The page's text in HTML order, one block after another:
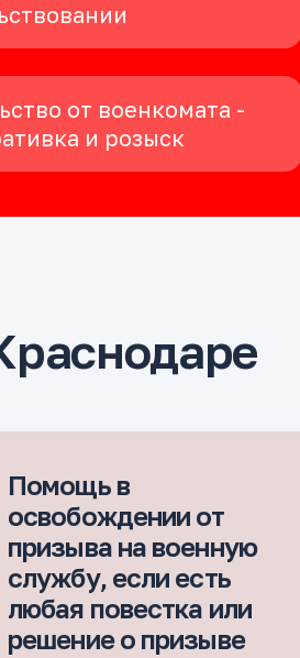
от военкомата -
и розыск
Помощь в
освобождении от
призыва на военную
службу, если есть
любая повестка или
решение о призыве